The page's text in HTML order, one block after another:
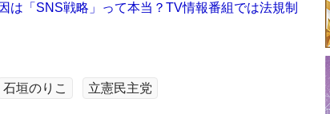
は「SNS戦略」って本当？TV情報番組では法規制
石垣のりこ 立憲民主党